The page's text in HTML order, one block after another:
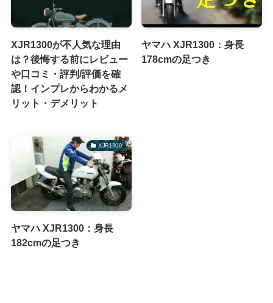
XJR1300が不人気な理由
は？後悔する前にレビュー
や口コミ・評判/評価を確
認！インプレからわかるメ
リット・デメリット
ヤマハ XJR1300：身長
178cmの足つき
XJR1300
ヤマハ XJR1300：身長
182cmの足つき